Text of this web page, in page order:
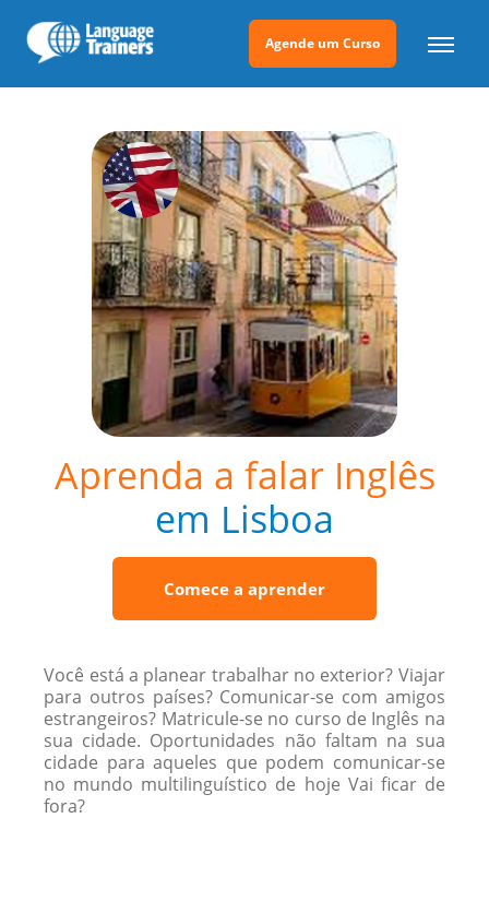
Agende um Curso
Aprenda a falar Inglês
em Lisboa
Comece a aprender
Você está a planear trabalhar no exterior? Viajar
para outros países? Comunicar-se com amigos
estrangeiros? Matricule-se no curso de Inglês na
sua cidade. Oportunidades não faltam na sua
cidade para aqueles que podem comunicar-se
no mundo multilinguístico de hoje Vai ficar de
fora?